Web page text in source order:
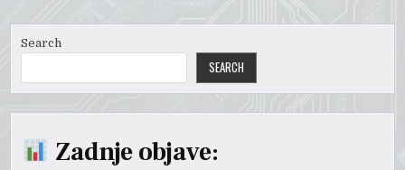
Search
SEARCH
Zadnje objave: